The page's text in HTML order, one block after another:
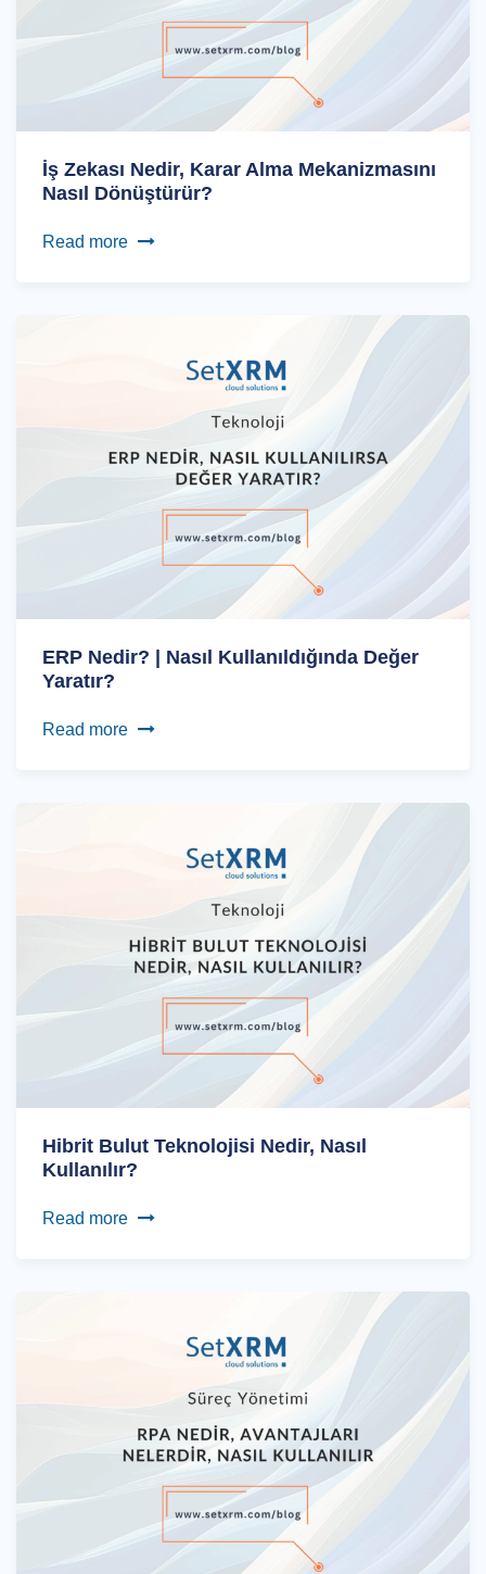
İş Zekası Nedir, Karar Alma Mekanizmasını
Nasıl Dönüştürür?
Read more
ERP Nedir? | Nasıl Kullanıldığında Değer
Yaratır?
Read more
Hibrit Bulut Teknolojisi Nedir, Nasıl
Kullanılır?
Read more